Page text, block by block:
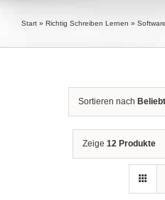
Start » Richtig Schreiben Lernen »
Sortieren nach
Zeige 12 Produkte